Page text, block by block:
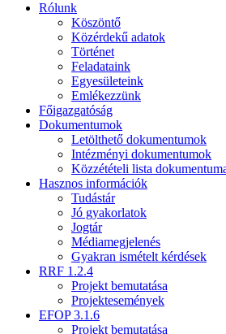
Rólunk
Köszöntő
Közérdekű adatok
Történet
Feladataink
Egyesületeink
Emlékezzünk
Főigazgatóság
Dokumentumok
Letölthető dokumentumok
Intézményi dokumentumok
Közzétételi lista
Hasznos információk
Tudástár
Jó gyakorlatok
Jogtár
Médiamegjelenés
Gyakran ismételt kérdések
RRF 1.2.4
Projekt bemutatása
Projektesemények
EFOP 3.1.6
Projekt bemutatása